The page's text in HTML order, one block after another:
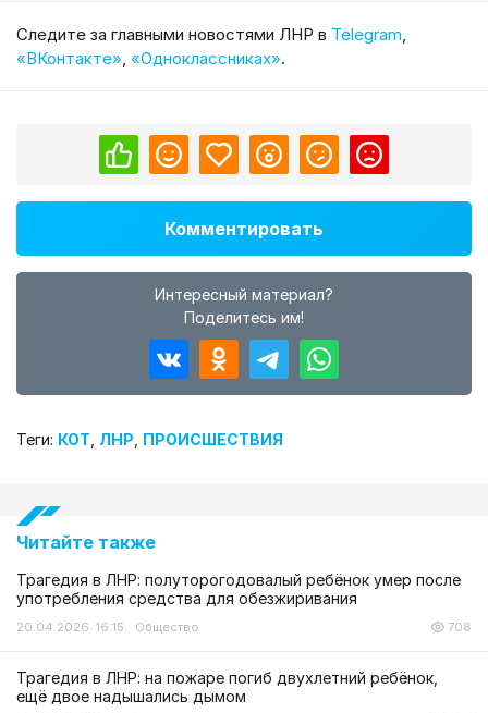
Cледите за главными новостями ЛНР в Telegram
«ВКонтакте» «Одноклассниках».
Комментировать
Интересный материал?
Поделитесь им!
Теги: КОТ ЛНР ПРОИСШЕСТВИЯ
Читайте также
Трагедия в ЛНР: полуторогодовалый ребёнок умер после
употребления средства для обезжиривания
20.04.2026 16:15 Общество 708
Трагедия в ЛНР: на пожаре погиб двухлетний ребёнок,
ещё двое надышались дымом